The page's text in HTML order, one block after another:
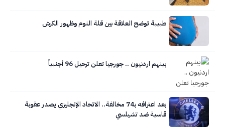
طبيبة توضح العلاقة بين قلة النوم وظهور الكرش
بينهم اردنيون .. جورجيا تعلن ترحيل 96 أجنبياً
بعد اعترافه بـ74 مخالفة.. الاتحاد الإنجليزي يصدر عقوبة
قاسية ضد تشيلسي